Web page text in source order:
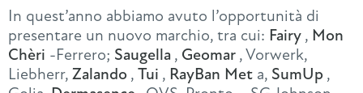
In quest’anno abbiamo avuto l’opportunità di
presentare un nuovo marchio, tra cui: Fairy , Mon
Chèri -Ferrero; Saugella , Geomar , Vorwerk,
Liebherr, Zalando , Tui , RayBan Met a, SumUp ,